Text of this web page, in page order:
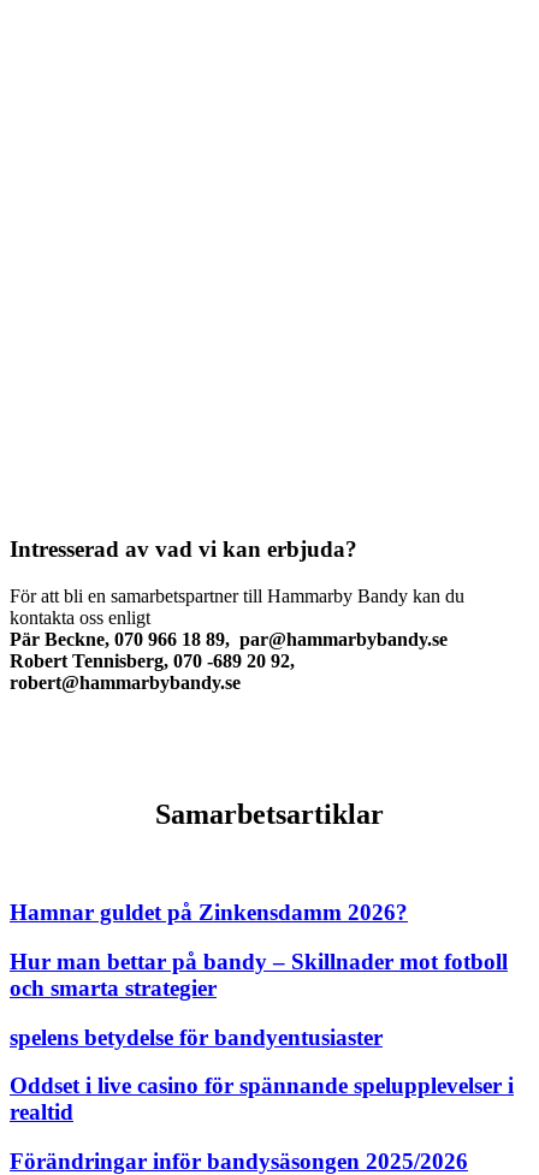
Intresserad av vad vi kan erbjuda?
För att bli en samarbetspartner till Hammarby Bandy kan du
kontakta oss enligt
Pär Beckne, 070 966 18 89, par@hammarbybandy.se
Robert Tennisberg, 070 -689 20 92,
robert@hammarbybandy.se
Samarbetsartiklar
Hamnar guldet på Zinkensdamm 2026?
Hur man bettar på bandy – Skillnader mot fotboll
och smarta strategier
spelens betydelse för bandyentusiaster
Oddset i live casino för spännande spelupplevelser i
realtid
Förändringar inför bandysäsongen 2025/2026